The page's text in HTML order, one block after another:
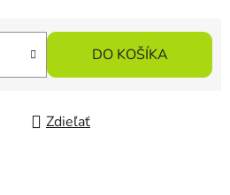
DO KOŠÍKA
Zdieľať